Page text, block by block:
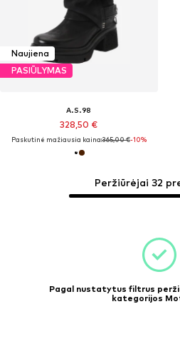
Peržiūrėjai 32
Naujiena
PASIŪLYMAS
A.S.98
328,50 €
Paskutinė mažiausia kaina:365,00 €-10%
Pagal nustatytus filtrus
kategorijos